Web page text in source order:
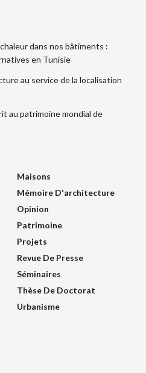
dans nos bâtiments :
en Tunisie
au service de la localisation
au patrimoine mondial de
Maisons
Mémoire D'architecture
Opinion
Patrimoine
Projets
Revue De Presse
Séminaires
Thèse De Doctorat
Urbanisme